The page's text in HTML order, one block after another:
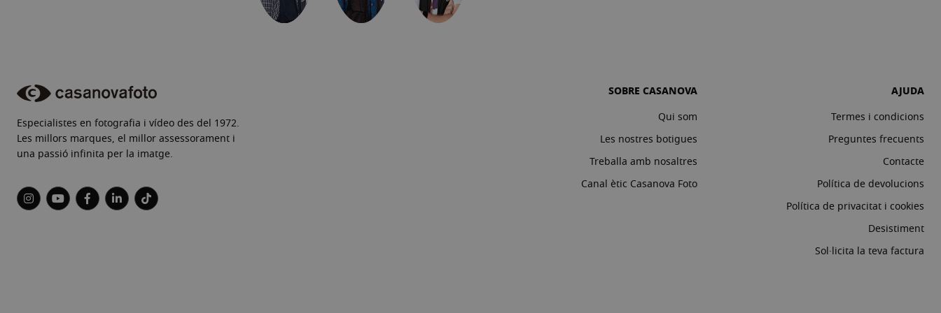
Especialistes en fotografia i vídeo des del 1972.
Les millors marques, el millor assessorament i
una passió infinita per la imatge.
SOBRE CASANOVA
Qui som
Les nostres botigues
Treballa amb nosaltres
Canal ètic Casanova Foto
AJUDA
Termes i condicions
Preguntes frecuents
Contacte
Política de devolucions
Política de privacitat i cookies
Desistiment
Sol·licita la teva factura